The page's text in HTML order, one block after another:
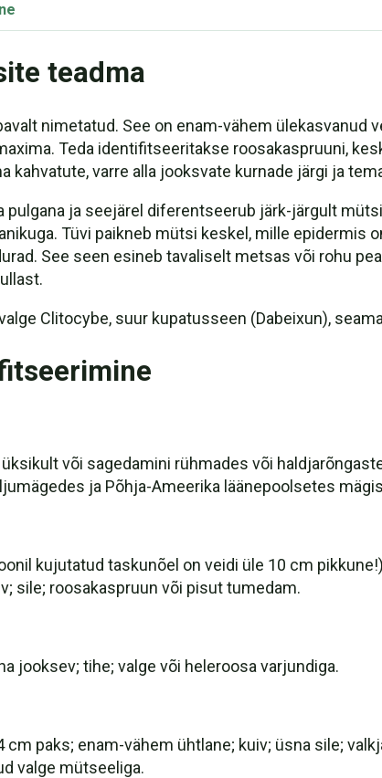
teadma
nimetatud. See on enam-vähem ülekasvanud
Teda identifitseeritakse roosakaspruuni,
kahvatute, varre alla jooksvate kurnade järgi ja
pulgana ja seejärel diferentseerub järk-järgult
Tüvi paikneb mütsi keskel, mille epidermis
See seen esineb tavaliselt metsas või rohu
Clitocybe, suur kupatusseen (Dabeixun),
või sagedamini rühmades või
ja Põhja-Ameerika läänepoolsetes
kujutatud taskunõel on veidi üle 10 cm
sile; roosakaspruun või pisut tumedam.
jooksev; tihe; valge või heleroosa varjundiga.
cm paks; enam-vähem ühtlane; kuiv; üsna sile;
valge mütseeliga.